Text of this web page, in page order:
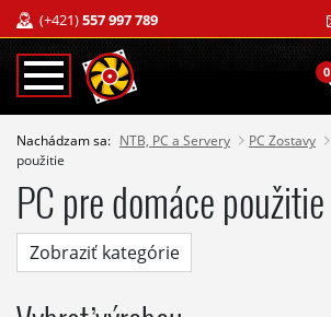
(+421)557 997 789
0
Nachádzam sa: NTB, PC a Servery PC Zostavy
použitie
PC pre domáce použitie
Zobraziť kategórie